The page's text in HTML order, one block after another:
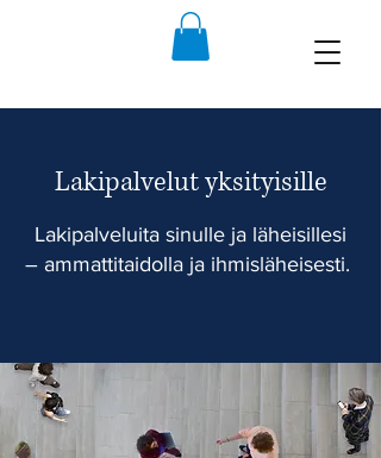
Lakipalvelut yksityisille
Lakipalveluita sinulle ja läheisillesi
– ammattitaidolla ja ihmisläheisesti.